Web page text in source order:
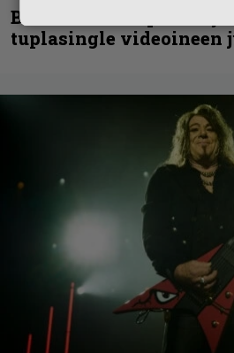
Blind Channel palaa
tuplasingle videoineen